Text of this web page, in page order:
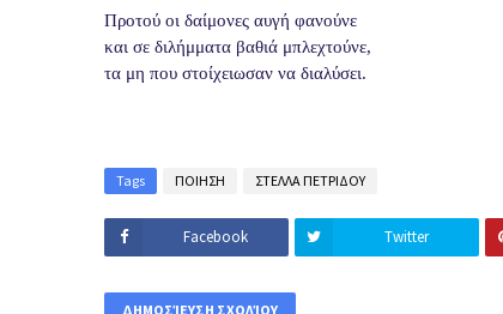
Προτού οι δαίμονες αυγή φανούνε
και σε διλήμματα βαθιά μπλεχτούνε,
τα μη που στοίχειωσαν να διαλύσει.
Tags ΠΟΙΗΣΗ ΣΤΕΛΛΑ ΠΕΤΡΙΔΟΥ
Facebook Twitter
ΔΗΜΟΣΊΕΥΣΗ ΣΧΟΛΊΟΥ